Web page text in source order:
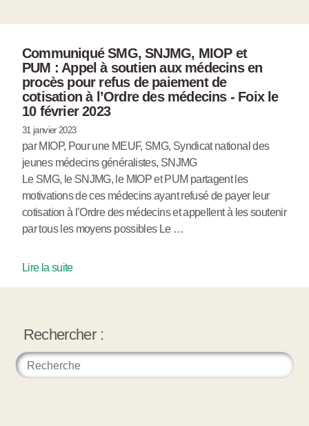
Communiqué SMG, SNJMG, MIOP et
PUM : Appel à soutien aux médecins en
procès pour refus de paiement de
cotisation à l’Ordre des médecins - Foix le
10 février 2023
31 janvier 2023
par MIOP, Pour une MEUF, SMG, Syndicat national des
jeunes médecins généralistes, SNJMG
Le SMG, le SNJMG, le MIOP et PUM partagent les
motivations de ces médecins ayant refusé de payer leur
cotisation à l’Ordre des médecins et appellent à les soutenir
par tous les moyens possibles Le …
Lire la suite
Rechercher :